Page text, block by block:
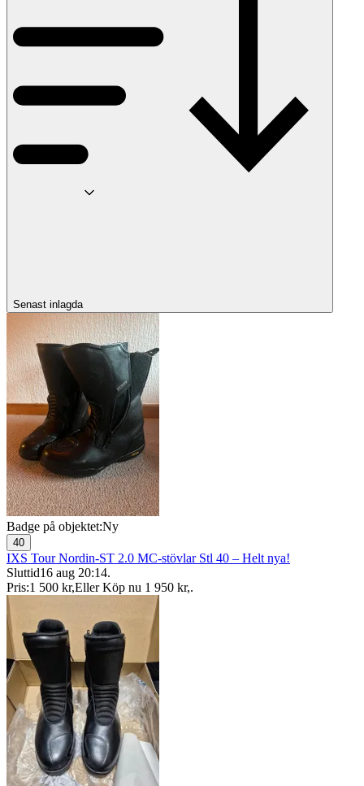
Senast inlagda
Badge på objektet:Ny
40
IXS Tour Nordin-ST 2.0 MC-stövlar Stl 40 – Helt nya!
Sluttid16 aug 20:14.
Pris:1 500 kr,Eller Köp nu 1 950 kr,.